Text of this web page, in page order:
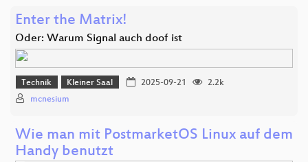
Enter the Matrix!
Oder: Warum Signal auch doof ist
Technik Kleiner Saal 2025-09-21
2.2k
mcnesium
Wie man mit PostmarketOS Linux auf dem
Handy benutzt